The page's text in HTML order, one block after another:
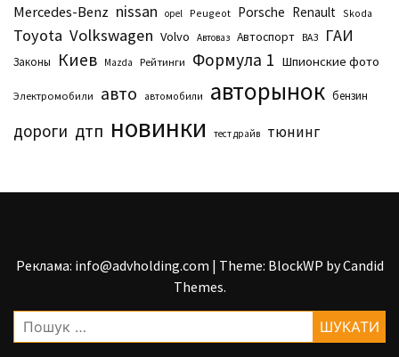
Mercedes-Benz nissan opel Peugeot Porsche Renault Skoda
Toyota Volkswagen Volvo Автоваз Автоспорт ВАЗ ГАИ
Законы Киев Маzda Рейтинги Формула 1 Шпионские фото
Электромобили авто автомобили авторынок бензин
дороги дтп новинки тест драйв тюнинг
Реклама: info@advholding.com | Theme: BlockWP byCandid
Themes.
Пошук: